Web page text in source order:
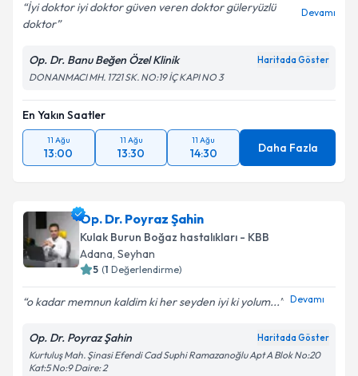
İyi doktor iyi doktor güven veren doktor güleryüzlü
doktor
Devamı
Op. Dr. Banu Beğen Özel Klinik Haritada Göster
DONANMACI MH. 1721 SK. NO:19 İÇ KAPI NO 3
En Yakın Saatler
11 Ağu
13:00
11 Ağu
13:30
11 Ağu
14:30 Daha Fazla
Op. Dr. Poyraz Şahin
Kulak Burun Boğaz hastalıkları - KBB
Adana, Seyhan
5 (1 Değerlendirme)
o kadar memnun kaldim ki her seyden iyi ki yolum... Devamı
Op. Dr. Poyraz Şahin Haritada Göster
Kurtuluş Mah. Şinasi Efendi Cad Suphi Ramazanoğlu Apt A Blok No:20
Kat:5 No:9 Daire: 2